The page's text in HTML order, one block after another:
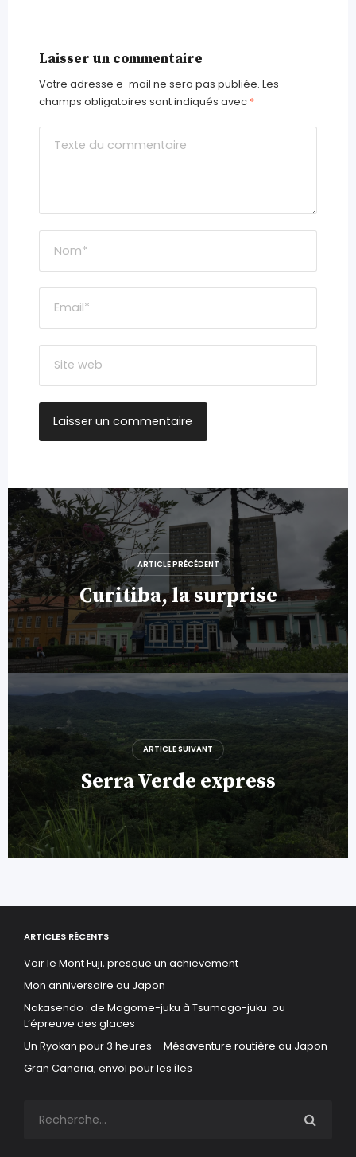
Laisser un commentaire
Votre adresse e-mail ne sera pas publiée. Les
champs obligatoires sont indiqués avec *
Navigation
de
l’article
ARTICLE PRÉCÉDENT
Curitiba, la surprise
ARTICLE SUIVANT
Serra Verde express
ARTICLES RÉCENTS
Voir le Mont Fuji, presque un achievement
Mon anniversaire au Japon
Nakasendo : de Magome-juku à Tsumago-juku ou
L’épreuve des glaces
Un Ryokan pour 3 heures – Mésaventure routière au Japon
Gran Canaria, envol pour les îles